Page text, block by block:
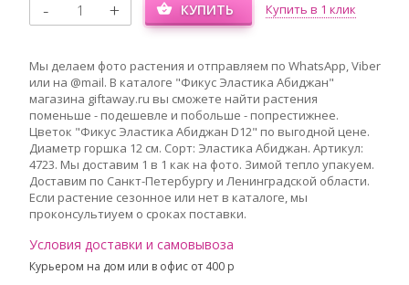
КУПИТЬ Купить в 1 клик
Мы делаем фото растения и отправляем по WhatsApp, Viber
или на @mail. В каталоге "Фикус Эластика Абиджан"
магазина giftaway.ru вы сможете найти растения
поменьше - подешевле и побольше - попрестижнее.
Цветок "Фикус Эластика Абиджан D12" по выгодной цене.
Диаметр горшка 12 см. Сорт: Эластика Абиджан. Артикул:
4723. Мы доставим 1 в 1 как на фото. Зимой тепло упакуем.
Доставим по Санкт-Петербургу и Ленинградской области.
Если растение сезонное или нет в каталоге, мы
проконсультиуем о сроках поставки.
Условия доставки и самовывоза
Курьером на дом или в офис от 400 p